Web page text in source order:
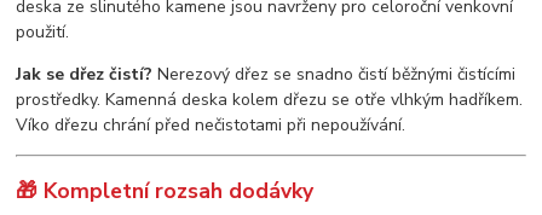
deska ze slinutého kamene jsou navrženy pro celoroční venkovní
použití.
Jak se dřez čistí? Nerezový dřez se snadno čistí běžnými čistícími
prostředky. Kamenná deska kolem dřezu se otře vlhkým hadříkem.
Víko dřezu chrání před nečistotami při nepoužívání.
🎁 Kompletní rozsah dodávky